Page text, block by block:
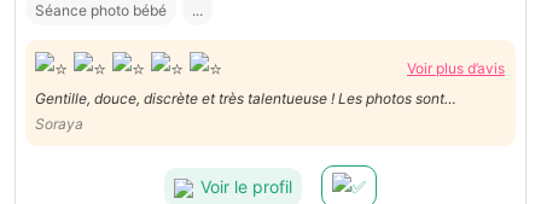
Séance photo bébé ...
Voir plus d’avis
Gentille, douce, discrète et très talentueuse ! Les photos sont
Soraya
Voir le profil